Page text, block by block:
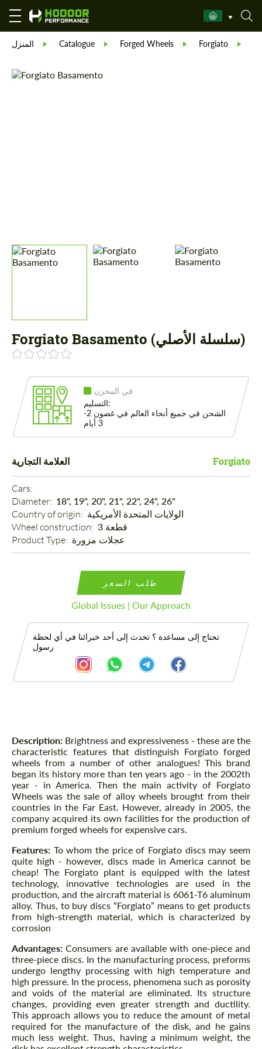
المنزل Catalogue Forged Wheels Forgiato
Forgiato Basamento (سلسلة الأصلي)
في المخزن
التسليم:
الشحن في جميع أنحاء العالم في غضون 2-
3 أيام
العلامة التجارية Forgiato
Cars:
Diameter: 18", 19", 20", 21", 22", 24", 26"
Country of origin: الولايات المتحدة الأمريكية
Wheel construction: 3 قطعة
Product Type: عجلات مزورة
طلب السعر
Global Issues | Our Approach
تحتاج إلى مساعدة ؟ تحدث إلى أحد خبرائنا في أي لحظة
رسول
الوصف
Description: Brightness and expressiveness - these are the
characteristic features that distinguish Forgiato forged
wheels from a number of other analogues! This brand
began its history more than ten years ago - in the 2002th
year - in America. Then the main activity of Forgiato
Wheels was the sale of alloy wheels brought from their
countries in the Far East. However, already in 2005, the
company acquired its own facilities for the production of
premium forged wheels for expensive cars.
Features: To whom the price of Forgiato discs may seem
quite high - however, discs made in America cannot be
cheap! The Forgiato plant is equipped with the latest
technology, innovative technologies are used in the
production, and the aircraft material is 6061-T6 aluminum
alloy. Thus, to buy discs “Forgiato” means to get products
from high-strength material, which is characterized by
corrosion
Advantages:Consumers are available with one-piece and
three-piece discs. In the manufacturing process, preforms
undergo lengthy processing with high temperature and
high pressure. In the process, phenomena such as porosity
and voids of the material are eliminated. Its structure
changes, providing even greater strength and ductility.
This approach allows you to reduce the amount of metal
required for the manufacture of the disk, and he gains
much less weight. Thus, having a minimum weight, the